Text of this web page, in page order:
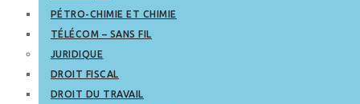
PÉTRO-CHIMIE ET CHIMIE
TÉLÉCOM – SANS FIL
JURIDIQUE
DROIT FISCAL
DROIT DU TRAVAIL